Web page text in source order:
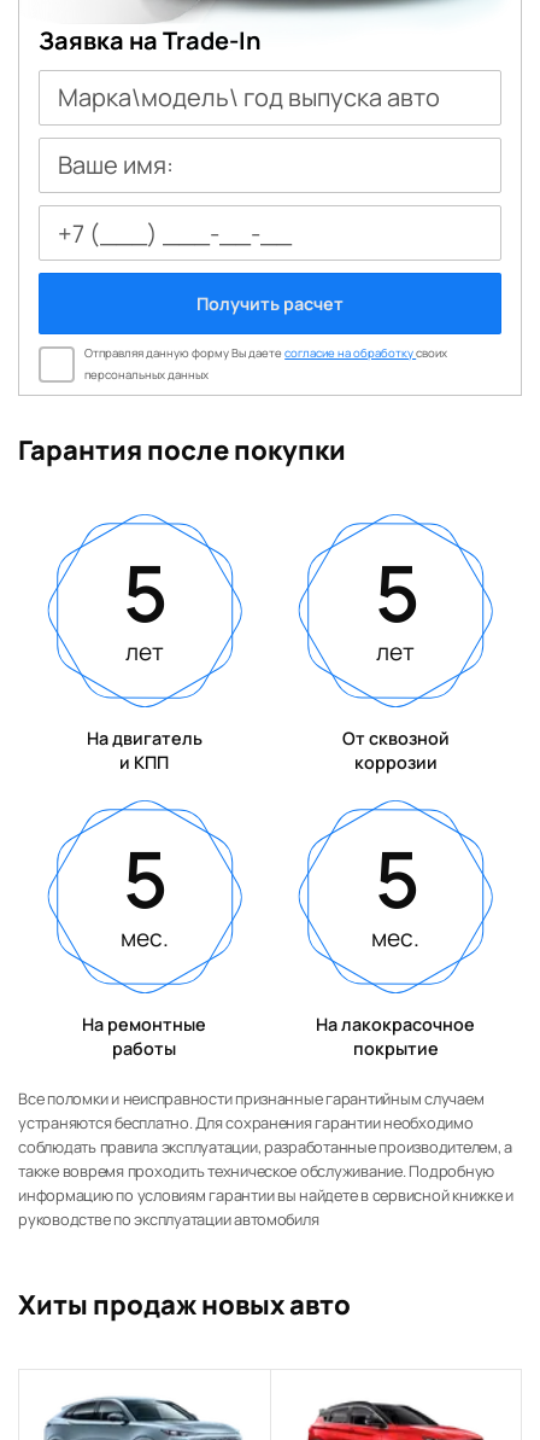
Заявка на Trade-In
Марка\модель\ год выпуска авто
Ваше имя:
Получить расчет
Отправляя данную форму Вы даетесогласие на обработкусвоих
персональных данных
Гарантия после покупки
5
лет
На двигатель
и КПП
5
лет
От сквозной
коррозии
5
мес.
На ремонтные
работы
5
мес.
На лакокрасочное
покрытие
Все поломки и неисправности признанные гарантийным случаем
устраняются бесплатно. Для сохранения гарантии необходимо
соблюдать правила эксплуатации, разработанные производителем, а
также вовремя проходить техническое обслуживание. Подробную
информацию по условиям гарантии вы найдете в сервисной книжке и
руководстве по эксплуатации автомобиля
Хиты продаж новых авто